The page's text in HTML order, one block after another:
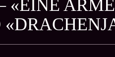
«EINE